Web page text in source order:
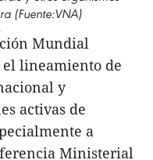
(Fuente:VNA)
Mundial
el lineamiento de
y
activas de
a
Ministerial